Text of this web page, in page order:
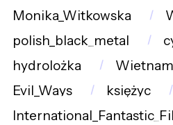
Monika_Witkowska
polish_black_metal
hydrolożka
Wietnam
Evil_Ways
księżyc